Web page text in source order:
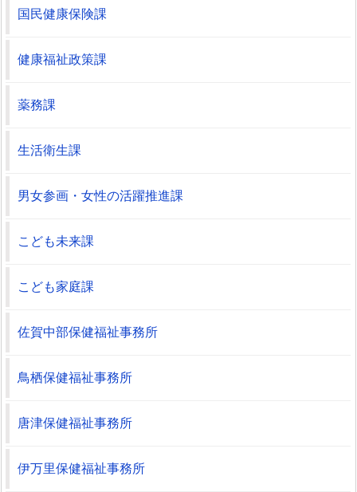
国民健康保険課
健康福祉政策課
薬務課
生活衛生課
男女参画・女性の活躍推進課
こども未来課
こども家庭課
佐賀中部保健福祉事務所
鳥栖保健福祉事務所
唐津保健福祉事務所
伊万里保健福祉事務所